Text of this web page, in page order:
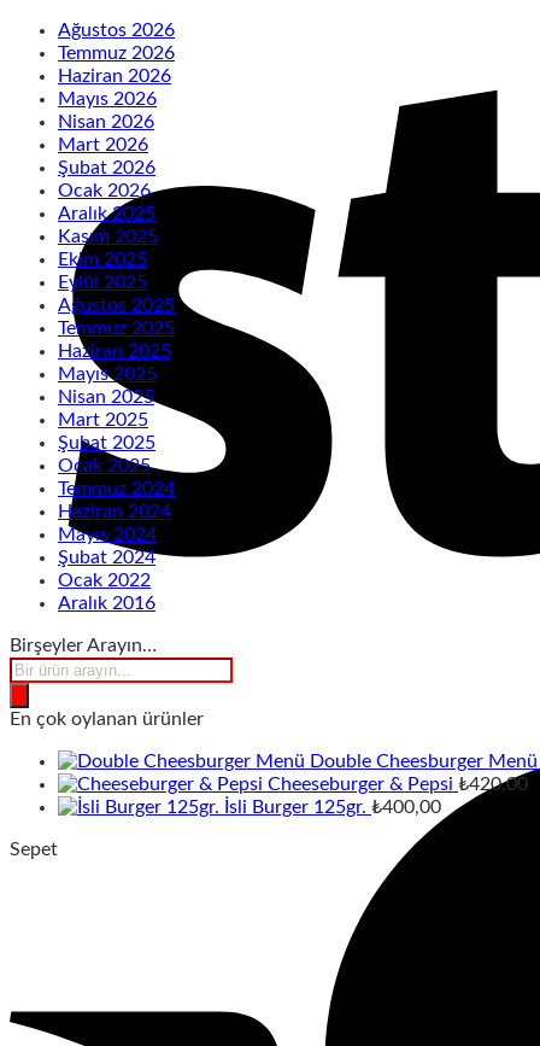
Ağustos 2026
Temmuz 2026
Haziran 2026
Mayıs 2026
Nisan 2026
Mart 2026
Şubat 2026
Ocak 2026
Aralık 2025
Kasım 2025
Ekim 2025
Eylül 2025
Ağustos 2025
Temmuz 2025
Haziran 2025
Mayıs 2025
Nisan 2025
Mart 2025
Şubat 2025
Ocak 2025
Temmuz 2024
Haziran 2024
Mayıs 2024
Şubat 2024
Ocak 2022
Aralık 2016
Birşeyler Arayın…
Products
search
En çok oylanan ürünler
Double Cheesburger Menü
Cheeseburger & Pepsi ₺420,00
İsli Burger 125gr. ₺400,00
Sepet